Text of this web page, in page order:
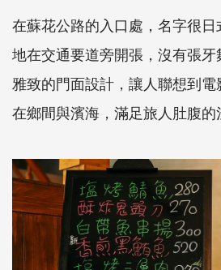
在蘇花公路的入口處，名字很
地在交通要道旁開張，沒有張
雅致的門面設計，讓人聯想到
在鄉間與濱海，滿足旅人肚腹的